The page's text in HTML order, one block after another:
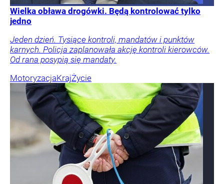
Wielka obława drogówki. Będą kontrolować tylko
jedno
Jeden dzień. Tysiące kontroli, mandatów i punktów
karnych. Policja zaplanowała akcję kontroli kierowców.
Od rana posypią się mandaty.
MotoryzacjaKrajŻycie